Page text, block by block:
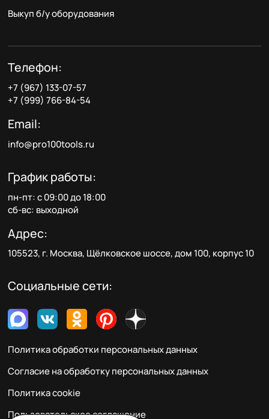
Выкуп б/у оборудования
Телефон:
+7 (967) 133-07-57
+7 (999) 766-84-54
Email:
info@pro100tools.ru
График работы:
пн-пт: с 09:00 до 18:00
сб-вс: выходной
Адрес:
105523, г. Москва, Щёлковское шоссе, дом 100, корпус 10
Социальные сети:
Политика обработки персональных данных
Согласие на обработку персональных данных
Политика cookie
Пользовательское соглашение